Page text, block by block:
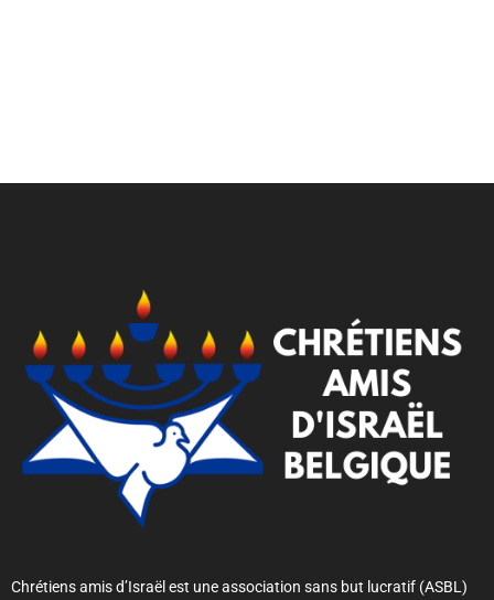
Chrétiens amis d’Israël est une association sans but lucratif (ASBL)